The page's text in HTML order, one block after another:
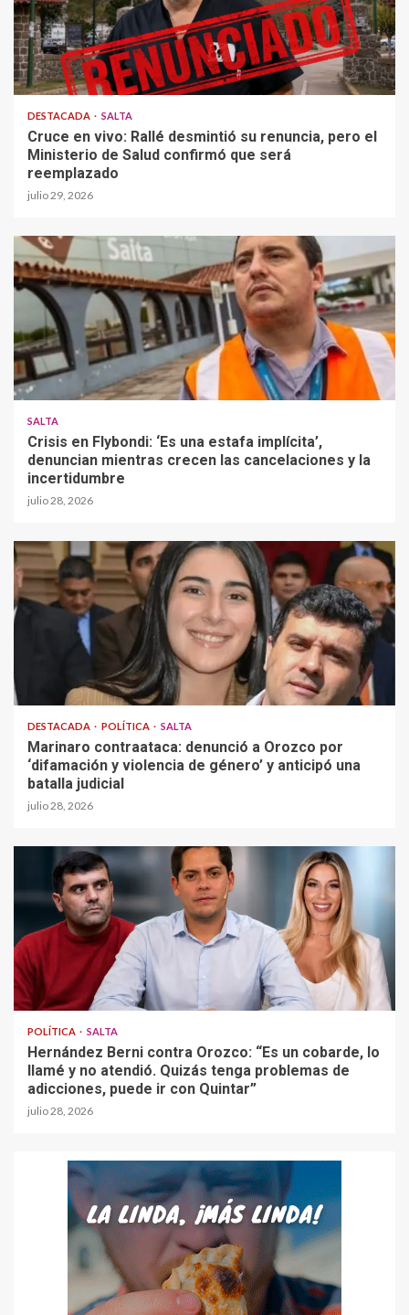
DESTACADA SALTA
Cruce en vivo: Rallé desmintió su renuncia, pero el
Ministerio de Salud confirmó que será
reemplazado
julio 29, 2026
SALTA
Crisis en Flybondi: ‘Es una estafa implícita’,
denuncian mientras crecen las cancelaciones y la
incertidumbre
julio 28, 2026
DESTACADA POLÍTICA SALTA
Marinaro contraataca: denunció a Orozco por
‘difamación y violencia de género’ y anticipó una
batalla judicial
julio 28, 2026
POLÍTICA SALTA
Hernández Berni contra Orozco: “Es un cobarde, lo
llamé y no atendió. Quizás tenga problemas de
adicciones, puede ir con Quintar”
julio 28, 2026